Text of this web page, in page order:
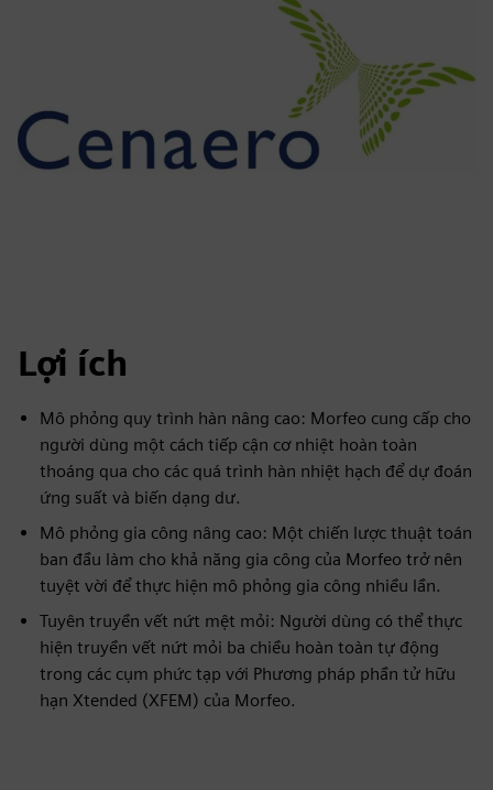
Lợi ích
Mô phỏng quy trình hàn nâng cao: Morfeo cung cấp cho
người dùng một cách tiếp cận cơ nhiệt hoàn toàn
thoáng qua cho các quá trình hàn nhiệt hạch để dự đoán
ứng suất và biến dạng dư.
Mô phỏng gia công nâng cao: Một chiến lược thuật toán
ban đầu làm cho khả năng gia công của Morfeo trở nên
tuyệt vời để thực hiện mô phỏng gia công nhiều lần.
Tuyên truyền vết nứt mệt mỏi: Người dùng có thể thực
hiện truyền vết nứt mỏi ba chiều hoàn toàn tự động
trong các cụm phức tạp với Phương pháp phần tử hữu
hạn Xtended (XFEM) của Morfeo.